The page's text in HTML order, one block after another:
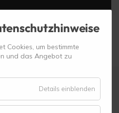
Cookies, um bestimmte
und das Angebot zu
Details einblenden